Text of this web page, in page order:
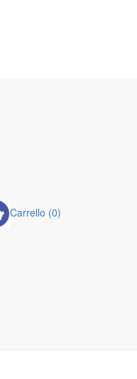
Carrello (0)